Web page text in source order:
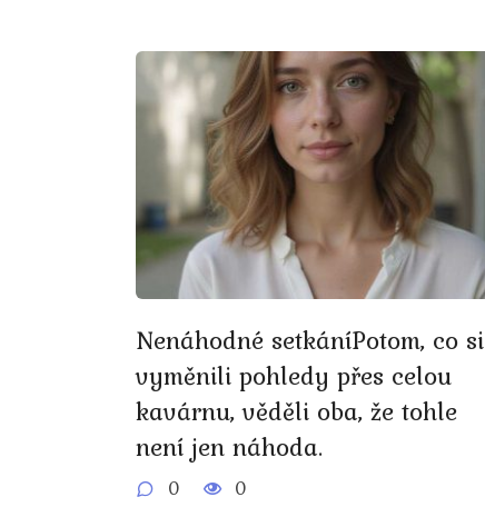
Nenáhodné setkáníPotom, co si
vyměnili pohledy přes celou
kavárnu, věděli oba, že tohle
není jen náhoda.
0 0